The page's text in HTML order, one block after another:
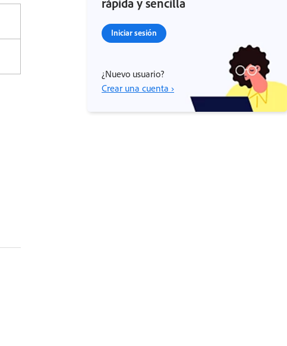
Iniciar sesión
¿Nuevo usuario?
Crear una cuenta ›